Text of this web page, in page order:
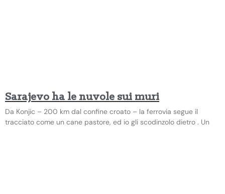
Sarajevo ha le nuvole sui muri
Da Konjic – 200 km dal confine croato – la ferrovia segue il
tracciato come un cane pastore, ed io gli scodinzolo dietro . Un